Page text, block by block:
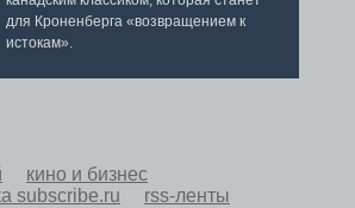
для Кроненберга «возвращением к
истокам».
кино и бизнес
subscribe.ru
rss-ленты